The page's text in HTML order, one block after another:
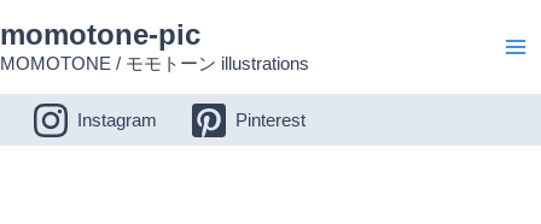
容
を
ス
momotone-pic
MOMOTONE / モモトーン illustrations
Instagram Pinterest